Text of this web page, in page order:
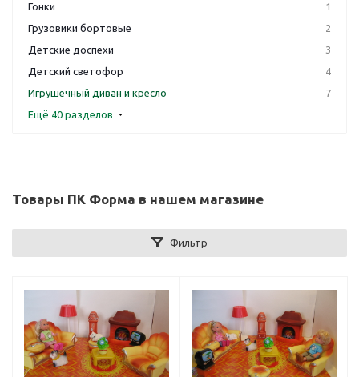
Гонки
1
Грузовики бортовые
2
Детские доспехи
3
Детский светофор
4
Игрушечный диван и кресло
7
Ещё 40 разделов
Товары ПК Форма в нашем магазине
Фильтр